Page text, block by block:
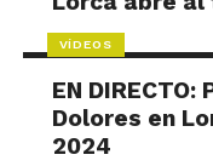
VÍDEOS
EN
Dolores en
2024